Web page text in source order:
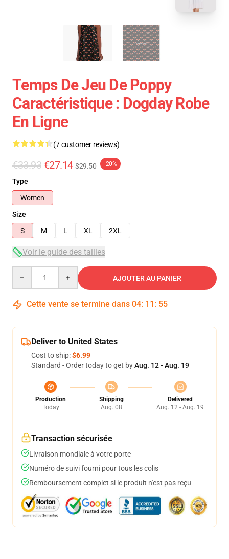
Temps De Jeu De Poppy
Caractéristique : Dogday Robe
En Ligne
(7 customer reviews)
€33.93 €27.14 $29.50 -20%
Type
Women
Size
S
M L XL 2XL
Voir le guide des tailles
AJOUTER AU PANIER
Cette vente se termine dans 04: 11 : 54
Deliver to United States
Cost to ship:$6.99
Standard - Order today to get byAug. 12 - Aug. 19
Production
Today
Shipping
Aug. 08
Delivered
Aug. 12 - Aug. 19
Transaction sécurisée
Livraison mondiale à votre porte
Numéro de suivi fourni pour tous les colis
Remboursement complet si le produit n'est pas reçu